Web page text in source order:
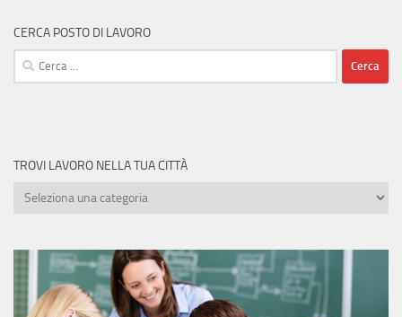
CERCA POSTO DI LAVORO
Ricerca
per:
TROVI LAVORO NELLA TUA CITTÀ
Trovi
tua
città